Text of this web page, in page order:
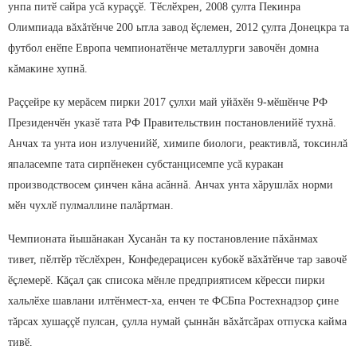
унпа питӗ сайра усă кураççӗ. Тӗслӗхрен, 2008 çулта Пекинра
Олимпиада вăхăтӗнче 200 ытла завод ӗçлемен, 2012 çулта Донецкра та
футбол енӗпе Европа чемпионатӗнче металлурги завочӗн домна
кăмакине хупнă.
Раççейре ку мерăсем пирки 2017 çулхи май уйăхӗн 9-мӗшӗнче РФ
Президенчӗн указӗ тата РФ Правительствин постановленийӗ тухнă.
Анчах та унта ион излученийӗ, химипе биологи, реактивлă, токсинлă
япаласемпе тата сирпӗнекен субстанцисемпе усă куракан
производствосем çинчен кăна асăннă. Анчах унта хăрушлăх норми
мӗн чухлӗ пулмаллине палăртман.
Чемпионата йышăнакан Хусанăн та ку постановление пăхăнмах
тивет, пӗлтӗр тӗслӗхрен, Конфедерацисен кубокӗ вăхăтӗнче тар завочӗ
ӗçлемерӗ. Кăçал çак списока мӗнле предприятисем кӗресси пирки
хальлӗхе шавлани илтӗнмест-ха, енчен те ФСБпа Ростехнадзор çине
тăрсах хушаççӗ пулсан, çулла нумай çыннăн вăхăтсăрах отпуска кайма
тивӗ.